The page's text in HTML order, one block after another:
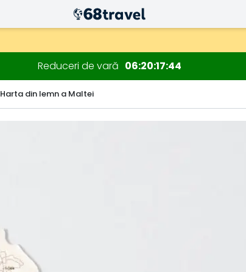
Reduceri de vară 06 20 17 42
Harta din lemn a Maltei